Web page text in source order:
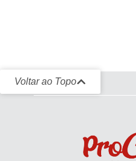
Voltar ao Topo